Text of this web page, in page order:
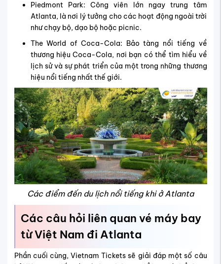
Piedmont Park: Công viên lớn ngay trung tâm
Atlanta, là nơi lý tưởng cho các hoạt động ngoài trời
như chạy bộ, dạo bộ hoặc picnic.
The World of Coca-Cola: Bảo tàng nổi tiếng về
thương hiệu Coca-Cola, nơi bạn có thể tìm hiểu về
lịch sử và sự phát triển của một trong những thương
hiệu nổi tiếng nhất thế giới.
Các điểm đến du lịch nổi tiếng khi ở Atlanta
Các câu hỏi liên quan vé máy bay
từ Việt Nam đi Atlanta
Phần cuối cùng, Vietnam Tickets sẽ giải đáp một số câu